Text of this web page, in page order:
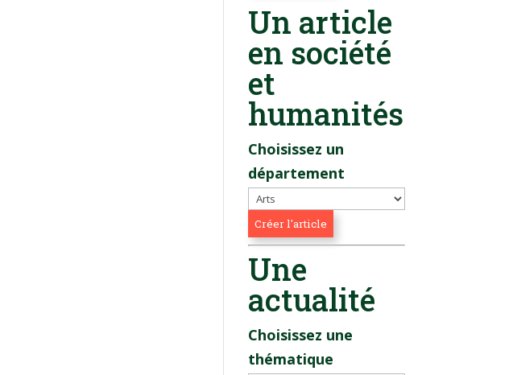
Un article
en société
et
humanités
Choisissez un
département
Une
actualité
Choisissez une
thématique